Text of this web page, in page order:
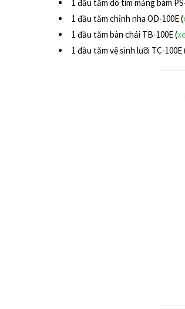
1 đầu tăm dò tìm mảng bám
1 đầu tăm chỉnh nha OD-100E (
1 đầu tăm bàn chải TB-100E (
1 đầu tăm vệ sinh lưỡi TC-100E